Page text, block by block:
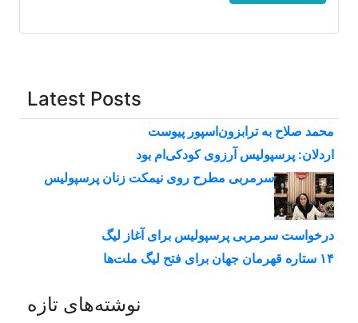
Latest Posts
محمد صلاح به ترابزون‌اسپور پیوست
اردلان: پرسپولیس آرزوی کودکی‌ام بود
سرمربی مطرح روی نیمکت زنان پرسپولیس
درخواست سرمربی پرسپولیس برای آغاز لیگ
۱۴ ستاره قهرمان جهان برای فتح لیگ ملت‌ها
نوشته‌های تازه